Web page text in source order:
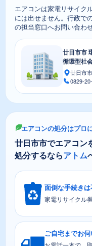
エアコンは家電リサイク
には出せません。行政で
の担当窓口へお問い合わ
廿日市市
循環型社
廿日市
0829-
エアコンの処分はプロ
廿日市市でエアコン
処分するならアトム
面倒な手続きは
家電リサイクル
ご自宅までお伺